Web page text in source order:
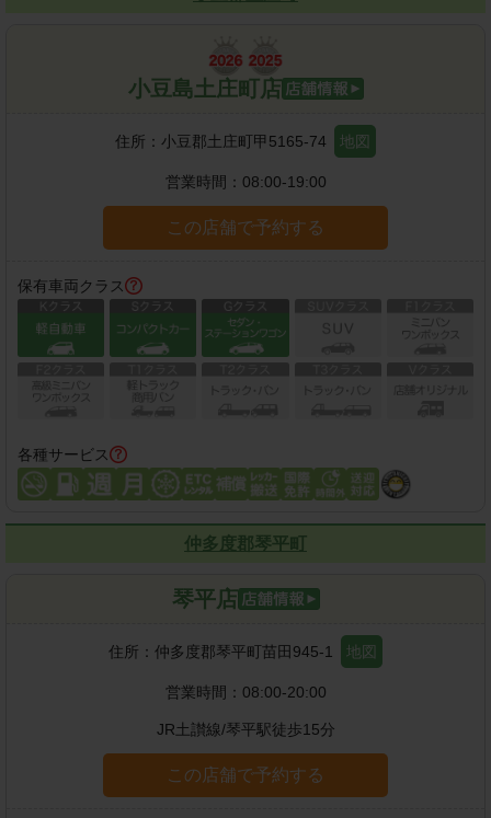
小豆島土庄町店
住所： 小豆郡土庄町甲5165-74 地図
営業時間： 08:00-19:00
この店舗で予約する
保有車両クラス
各種サービス
仲多度郡琴平町
琴平店
住所： 仲多度郡琴平町苗田945-1 地図
営業時間： 08:00-20:00
JR土讃線/琴平駅徒歩15分
この店舗で予約する